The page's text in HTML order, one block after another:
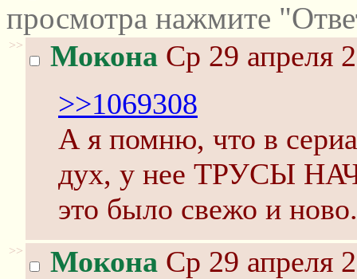
просмотра нажмите
>> Мокона Ср 29 апреля
>>1069308
А я помню, что в
дух, у нее ТРУСЫ
это было свежо и ново.
>> Мокона Ср 29 апреля